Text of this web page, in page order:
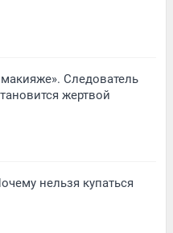
Следователь
жертвой
нельзя купаться